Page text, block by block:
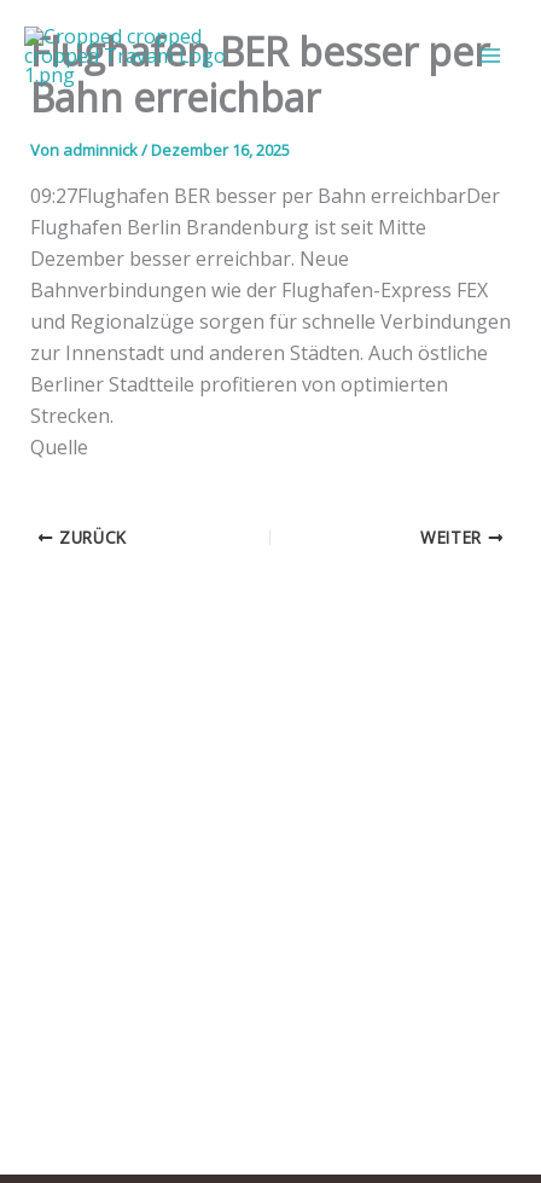
Inhalt
springen
Flughafen BER besser per
Bahn erreichbar
Von adminnick/Dezember 16, 2025
09:27Flughafen BER besser per Bahn erreichbarDer
Flughafen Berlin Brandenburg ist seit Mitte
Dezember besser erreichbar. Neue
Bahnverbindungen wie der Flughafen-Express FEX
und Regionalzüge sorgen für schnelle Verbindungen
zur Innenstadt und anderen Städten. Auch östliche
Berliner Stadtteile profitieren von optimierten
Strecken.
Quelle
ZURÜCK WEITER